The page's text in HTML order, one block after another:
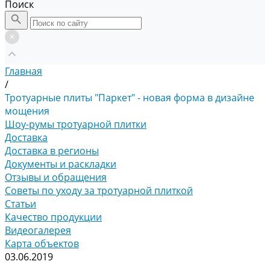
Поиск
Главная
/
Тротуарные плиты "Паркет" - новая форма в дизайне
мощения
Шоу-румы тротуарной плитки
Доставка
Доставка в регионы
Документы и раскладки
Отзывы и обращения
Советы по уходу за тротуарной плиткой
Статьи
Качество продукции
Видеогалерея
Карта объектов
03.06.2019